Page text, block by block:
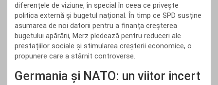
diferențele de viziune, în special în ceea ce privește
politica externă și bugetul național. În timp ce SPD susține
asumarea de noi datorii pentru a finanța creșterea
bugetului apărării, Merz pledează pentru reduceri ale
prestațiilor sociale și stimularea creșterii economice, o
propunere care a stârnit controverse.
Germania și NATO: un viitor incert